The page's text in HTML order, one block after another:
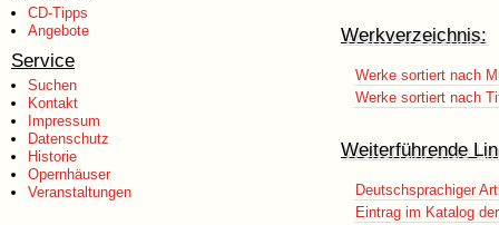
CD-Tipps
Angebote
Service
Suchen
Kontakt
Impressum
Datenschutz
Historie
Opernhäuser
Veranstaltungen
Werkverzeichnis:
Werke sortiert nach
Werke sortiert nach
Weiterführende
Deutschsprachiger
Eintrag im Katalog